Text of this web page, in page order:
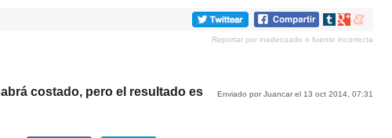
Compartir
tumblr
Compartir
Google+
Compartir
meneame
Reportar por inadecuado o fuente incorrecta
Enviado por Juancar el 13 oct 2014, 07:31
costado, pero el resultado es